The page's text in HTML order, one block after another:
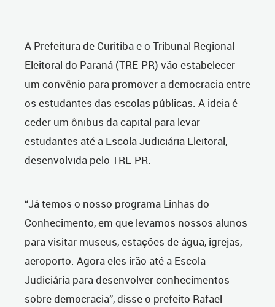
A Prefeitura de Curitiba e o Tribunal Regional
Eleitoral do Paraná (TRE-PR) vão estabelecer
um convênio para promover a democracia entre
os estudantes das escolas públicas. A ideia é
ceder um ônibus da capital para levar
estudantes até a Escola Judiciária Eleitoral,
desenvolvida pelo TRE-PR.
“Já temos o nosso programa Linhas do
Conhecimento, em que levamos nossos alunos
para visitar museus, estações de água, igrejas,
aeroporto. Agora eles irão até a Escola
Judiciária para desenvolver conhecimentos
sobre democracia”, disse o prefeito Rafael